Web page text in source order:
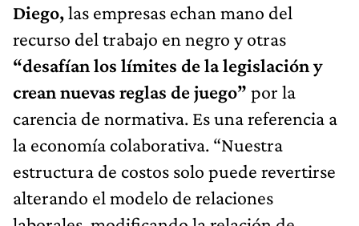
Diego,las empresas echan mano del
recurso del trabajo en negro y otras
“desafían los límites de la legislación y
crean nuevas reglas de juego” por la
carencia de normativa. Es una referencia a
la economía colaborativa. “Nuestra
estructura de costos solo puede revertirse
alterando el modelo de relaciones